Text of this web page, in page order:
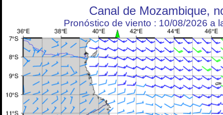
Canal de Mozambique,
Pronóstico de viento : 10/08/2026 a